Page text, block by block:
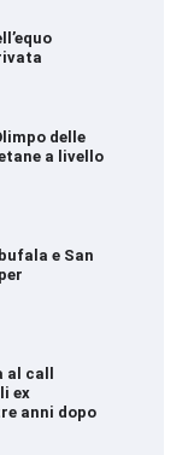
delle
a livello
e San
call
ex
anni dopo